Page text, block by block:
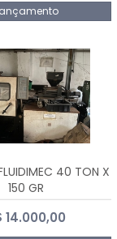
40 TON X
150 GR
14.000,00